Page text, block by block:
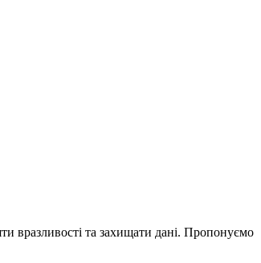
вразливості та захищати дані. Пропонуємо